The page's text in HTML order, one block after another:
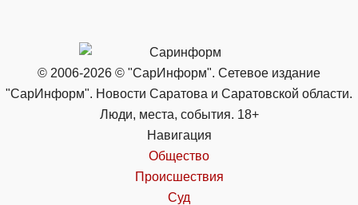
© 2006-2026 © "СарИнформ". Сетевое издание
"СарИнформ". Новости Саратова и Саратовской области.
Люди, места, события. 18+
Навигация
Общество
Происшествия
Суд